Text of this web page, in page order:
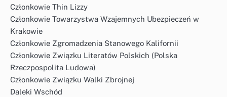
Członkowie Thin Lizzy
Członkowie Towarzystwa Wzajemnych Ubezpieczeń w
Krakowie
Członkowie Zgromadzenia Stanowego Kalifornii
Członkowie Związku Literatów Polskich (Polska
Rzeczpospolita Ludowa)
Członkowie Związku Walki Zbrojnej
Daleki Wschód